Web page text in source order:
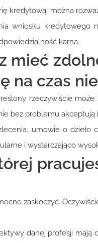
kredytową, można
wniosku
karna.
mieć
na czas
rzeczywiście
bez problemu akceptują
umowie o dzieło
i wystarczająco
zaskoczyć.
danej profesji mają